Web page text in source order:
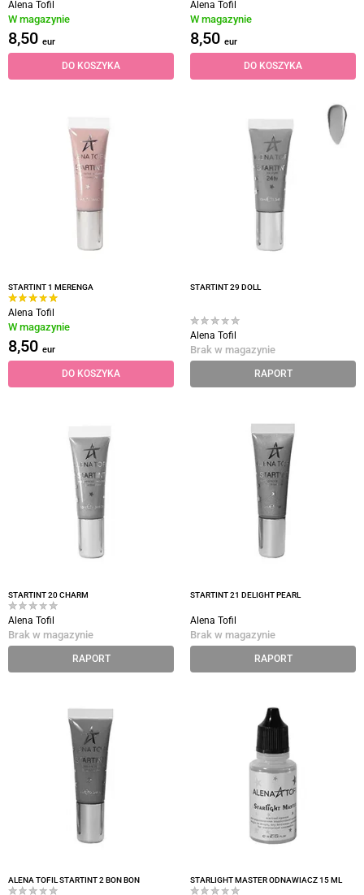
Alena Tofil
W magazynie
8,50 eur
DO KOSZYKA
Alena Tofil
W magazynie
8,50 eur
DO KOSZYKA
STARTINT 1 MERENGA
Alena Tofil
W magazynie
8,50 eur
DO KOSZYKA
STARTINT 29 DOLL
Alena Tofil
Brak w magazynie
RAPORT
STARTINT 20 CHARM
Alena Tofil
Brak w magazynie
RAPORT
STARTINT 21 DELIGHT PEARL
Alena Tofil
Brak w magazynie
RAPORT
ALENA TOFIL STARTINT 2 BON BON STARLIGHT MASTER ODNAWIACZ 15 ML